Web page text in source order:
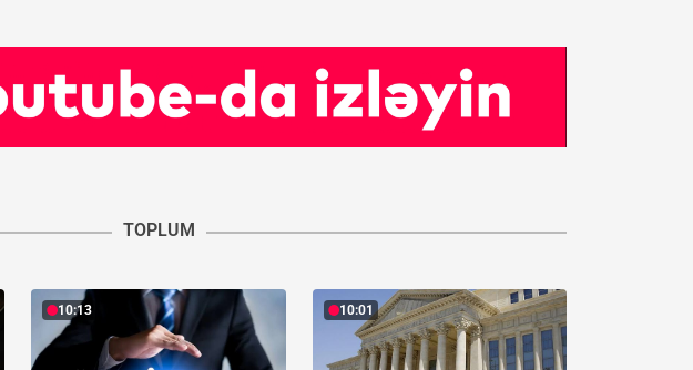
TOPLUM
10:13 10:01